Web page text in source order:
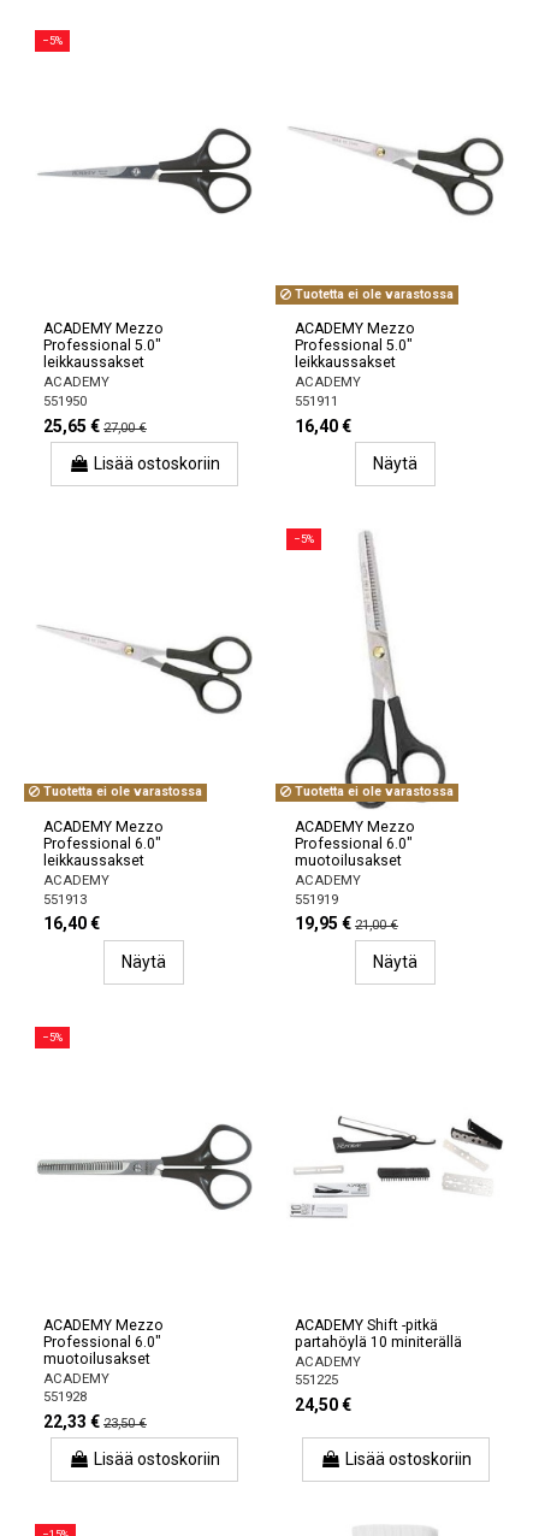
−5%
ACADEMY Mezzo
Professional 5.0"
leikkaussakset
ACADEMY
551950
25,65 € 27,00 €
Lisää ostoskoriin
Tuotetta ei ole varastossa
ACADEMY Mezzo
Professional 5.0"
leikkaussakset
ACADEMY
551911
16,40 €
Näytä
Tuotetta ei ole varastossa
ACADEMY Mezzo
Professional 6.0"
leikkaussakset
ACADEMY
551913
16,40 €
Näytä
−5%
Tuotetta ei ole varastossa
ACADEMY Mezzo
Professional 6.0"
muotoilusakset
ACADEMY
551919
19,95 € 21,00 €
Näytä
−5%
ACADEMY Mezzo
Professional 6.0"
muotoilusakset
ACADEMY
551928
22,33 € 23,50 €
Lisää ostoskoriin
ACADEMY Shift -pitkä
partahöylä 10 miniterällä
ACADEMY
551225
24,50 €
Lisää ostoskoriin